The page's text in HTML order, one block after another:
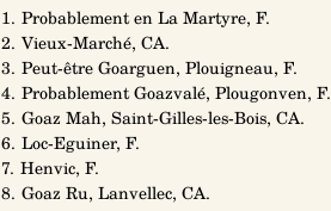
1. Probablement en La Martyre, F.
2. Vieux-Marché, CA.
3. Peut-être Goarguen, Plouigneau, F.
4. Probablement Goazvalé, Plougonven, F.
5. Goaz Mah, Saint-Gilles-les-Bois, CA.
6. Loc-Eguiner, F.
7. Henvic, F.
8. Goaz Ru, Lanvellec, CA.